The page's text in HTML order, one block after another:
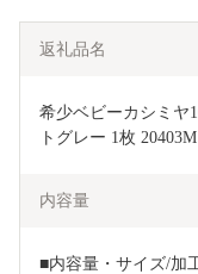
返礼品名
希少ベビーカシミヤ
トグレー 1枚
内容量
■内容量・サイズ/加